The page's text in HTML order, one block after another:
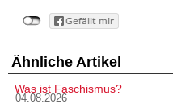
Ähnliche Artikel
Was ist Faschismus?
04.08.2026